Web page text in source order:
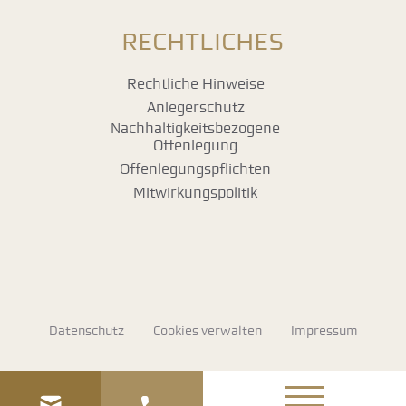
RECHTLICHES
Rechtliche Hinweise
Anlegerschutz
Nachhaltigkeitsbezogene
Offenlegung
Offenlegungspflichten
Mitwirkungspolitik
Navigation
Datenschutz Cookies verwalten Impressum